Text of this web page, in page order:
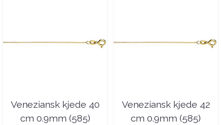
Veneziansk kjede 40
cm 0.9mm (585)
Veneziansk kjede 42
cm 0.9mm (585)